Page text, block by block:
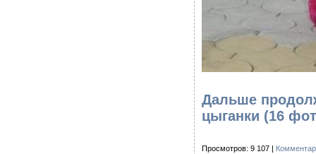
Дальше
цыганки (16
Просмотров: 9 107 |